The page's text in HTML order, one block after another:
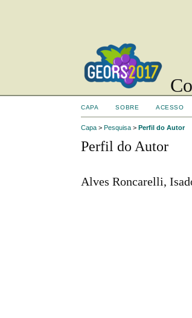
CAPA SOBRE ACESSO
Capa >Pesquisa >Perfil do Autor
Perfil do Autor
Alves Roncarelli,